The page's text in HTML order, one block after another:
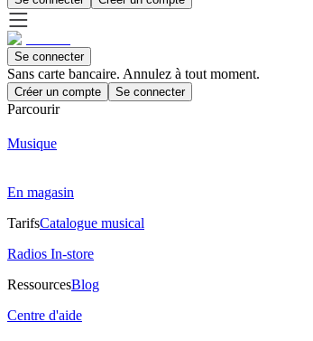
Se connecter
Sans carte bancaire. Annulez à tout moment.
Créer un compte Se connecter
Parcourir
Musique
En magasin
TarifsCatalogue musical
Radios In-store
RessourcesBlog
Centre d'aide